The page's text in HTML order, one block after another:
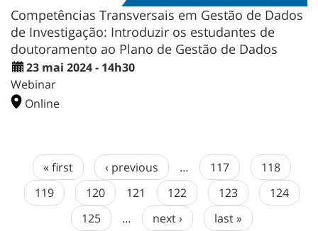
Competências Transversais em Gestão de Dados
de Investigação: Introduzir os estudantes de
doutoramento ao Plano de Gestão de Dados
23 mai 2024 - 14h30
Webinar
Online
« first ‹ previous … 117
118
119
120 121 122 123
124
125
… next › last »